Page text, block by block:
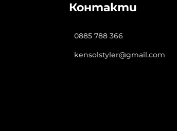
Контакти
0885 788 366
kensolstyler@gmail.com